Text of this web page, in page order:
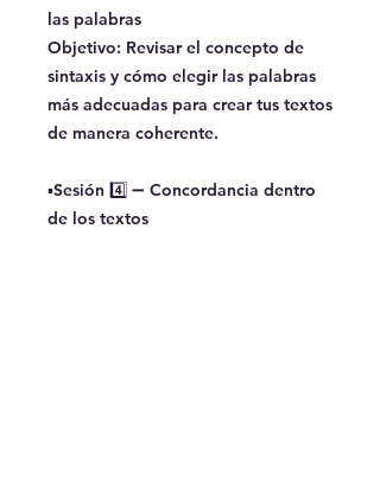
las palabras
Objetivo: Revisar el concepto de
sintaxis y cómo elegir las palabras
más adecuadas para crear tus textos
de manera coherente.
▪️Sesión 4️⃣ ➖ Concordancia dentro
de los textos